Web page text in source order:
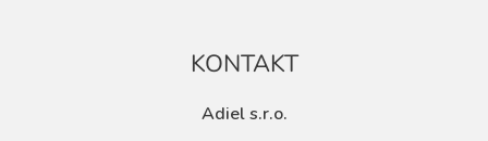
KONTAKT
Adiel s.r.o.